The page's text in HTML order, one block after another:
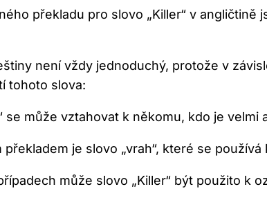
překladu pro slovo „Killer“ v
není vždy jednoduchý, protože v
tohoto slova:
se může vztahovat k někomu, kdo je
překladem je slovo „vrah“, které se používá
může slovo „Killer“ být použito k